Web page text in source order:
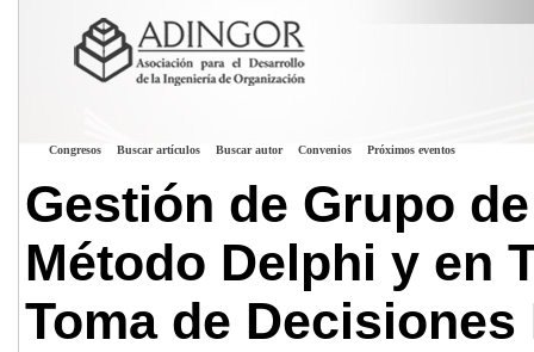
Congresos Buscar artículos Buscar autor Convenios Próximos eventos
Gestión de Grupo
Método Delphi y en
Toma de